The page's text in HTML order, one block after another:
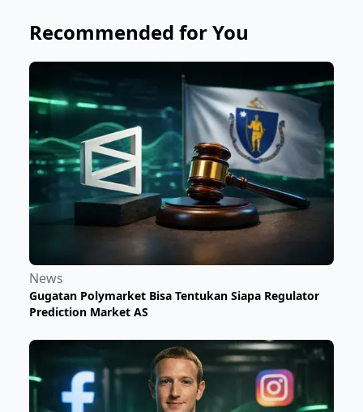
Recommended for You
News
Gugatan Polymarket Bisa Tentukan Siapa Regulator
Prediction Market AS